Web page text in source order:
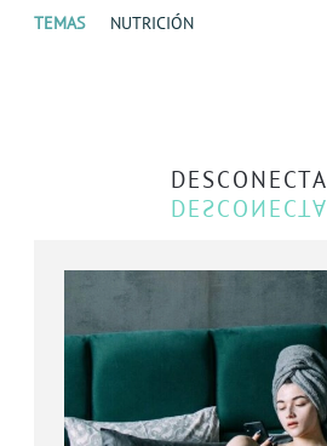
TEMAS NUTRICIÓN
DESCONECTA